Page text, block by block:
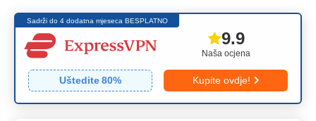
Sadrži do 4 dodatna mjeseca BESPLATNO
Naša ocjena
9.9
Uštedite80% Kupite ovdje!